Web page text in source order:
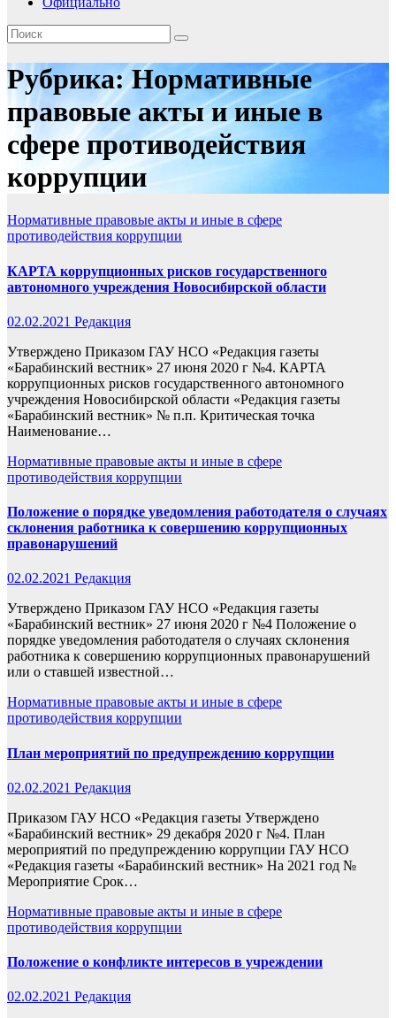
Рубрика:Нормативные
правовые акты и иные в
сфере противодействия
коррупции
Нормативные правовые акты и иные в сфере
противодействия коррупции
КАРТА коррупционных рисков государственного
автономного учреждения Новосибирской области
02.02.2021 Редакция
Утверждено Приказом ГАУ НСО «Редакция газеты
«Барабинский вестник» 27 июня 2020 г №4. КАРТА
коррупционных рисков государственного автономного
учреждения Новосибирской области «Редакция газеты
«Барабинский вестник» № п.п. Критическая точка
Наименование…
Нормативные правовые акты и иные в сфере
противодействия коррупции
Положение о порядке уведомления работодателя о случаях
склонения работника к совершению коррупционных
правонарушений
02.02.2021 Редакция
Утверждено Приказом ГАУ НСО «Редакция газеты
«Барабинский вестник» 27 июня 2020 г №4 Положение о
порядке уведомления работодателя о случаях склонения
работника к совершению коррупционных правонарушений
или о ставшей известной…
Нормативные правовые акты и иные в сфере
противодействия коррупции
План мероприятий по предупреждению коррупции
02.02.2021 Редакция
Приказом ГАУ НСО «Редакция газеты Утверждено
«Барабинский вестник» 29 декабря 2020 г №4. План
мероприятий по предупреждению коррупции ГАУ НСО
«Редакция газеты «Барабинский вестник» На 2021 год №
Мероприятие Срок…
Нормативные правовые акты и иные в сфере
противодействия коррупции
Положение о конфликте интересов в учреждении
02.02.2021 Редакция